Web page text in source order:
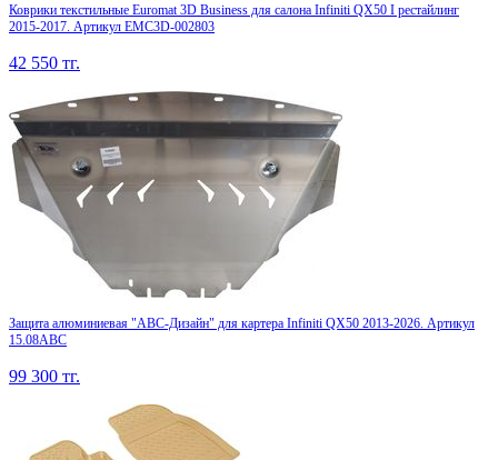
Коврики текстильные Euromat 3D Business для салона Infiniti QX50 I рестайлинг
2015-2017. Артикул EMC3D-002803
42 550 тг.
Защита алюминиевая "АВС-Дизайн" для картера Infiniti QX50 2013-2026. Артикул
15.08ABC
99 300 тг.